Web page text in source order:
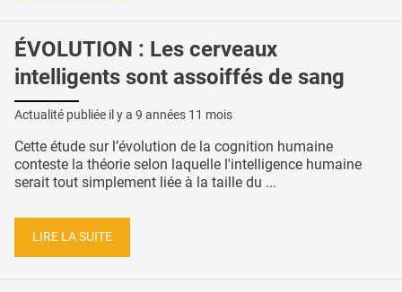
ÉVOLUTION : Les cerveaux
intelligents sont assoiffés de sang
Actualité publiée il y a 9 années 11 mois
Cette étude sur l’évolution de la cognition humaine
conteste la théorie selon laquelle l'intelligence humaine
serait tout simplement liée à la taille du ...
LIRE LA SUITE